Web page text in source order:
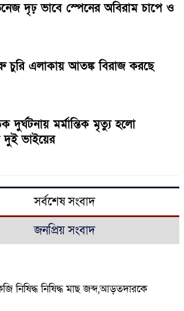
দৃঢ় ভাবে স্পেনের অবিরাম চাপে ও
এলাকায় আতঙ্ক বিরাজ করছে
মর্মান্তিক মৃত্যু হলো
দুই ভাইয়ের
সর্বশেষ সংবাদ
জনপ্রিয় সংবাদ
নিষিদ্ধ নিষিদ্ধ মাছ জব্দ,আড়তদারকে